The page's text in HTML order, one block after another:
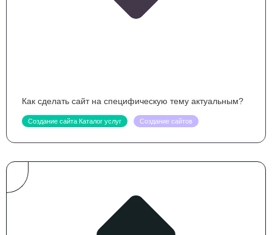
Как сделать сайт на специфическую тему актуальным?
Создание сайта Каталог услуг Создание сайтов